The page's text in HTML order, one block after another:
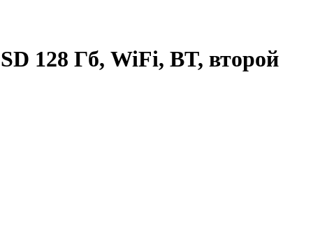
128 Гб, WiFi, BT, второй